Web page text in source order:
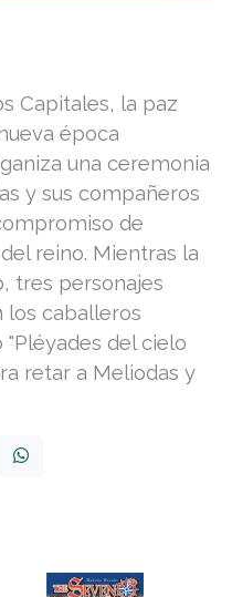
Capitales, la paz
época
una ceremonia
y sus compañeros
de
reino. Mientras la
tres personajes
los caballeros
del cielo
retar a Meliodas y